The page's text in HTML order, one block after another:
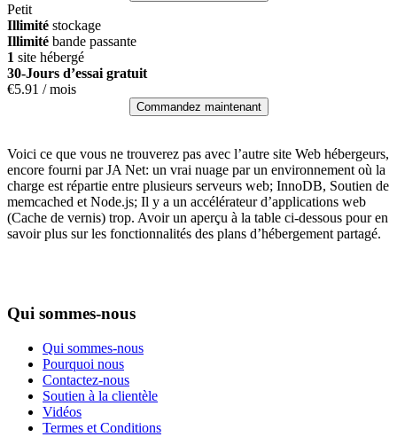
Petit
Illimité stockage
Illimité bande passante
1 site hébergé
30-Jours d’essai gratuit
€5.91 / mois
Commandez maintenant
Voici ce que vous ne trouverez pas avec l’autre site Web hébergeurs,
encore fourni par JA Net: un vrai nuage par un environnement où la
charge est répartie entre plusieurs serveurs web; InnoDB, Soutien de
memcached et Node.js; Il y a un accélérateur d’applications web
(Cache de vernis) trop. Avoir un aperçu à la table ci-dessous pour en
savoir plus sur les fonctionnalités des plans d’hébergement partagé.
Qui sommes-nous
Qui sommes-nous
Pourquoi nous
Contactez-nous
Soutien à la clientèle
Vidéos
Termes et Conditions